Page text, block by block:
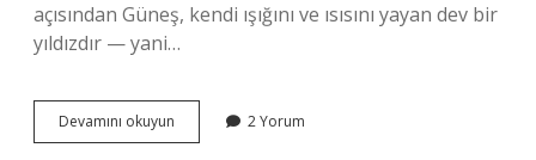
açısından Güneş, kendi ışığını ve ısısını yayan dev bir
yıldızdır — yani…
Devamını okuyun
bir
2 Yorum